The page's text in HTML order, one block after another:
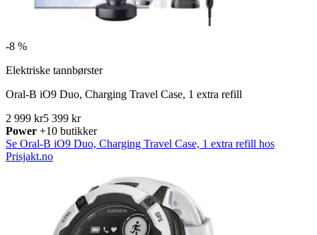
-8 %
Elektriske tannbørster
Oral-B iO9 Duo, Charging Travel Case, 1 extra refill
2 999 kr5 399 kr
Power +10 butikker
Se Oral-B iO9 Duo, Charging Travel Case, 1 extra refill hos
Prisjakt.no